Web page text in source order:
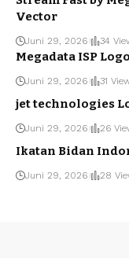
Vector
Juni 29, 2026 34
Megadata ISP
Juni 29, 2026 31
jet technologies
Juni 29, 2026 26
Ikatan Bidan
Juni 29, 2026 28